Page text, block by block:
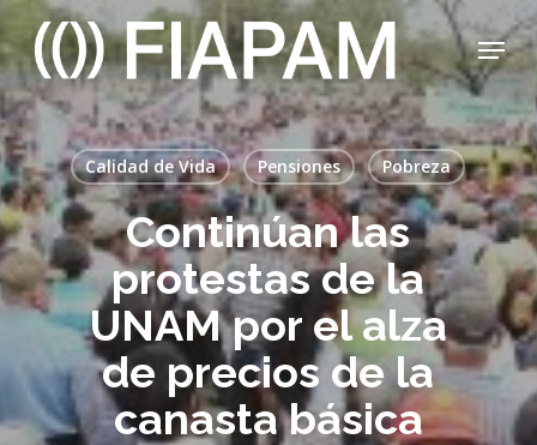
Skip
to
main
content
Menu
Calidad de Vida Pensiones Pobreza
Continúan las
protestas de la
UNAM por el alza
de precios de la
canasta básica
Close
Menu